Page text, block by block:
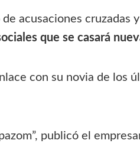
acusaciones cruzadas
que se casará
con su novia de los
publicó el